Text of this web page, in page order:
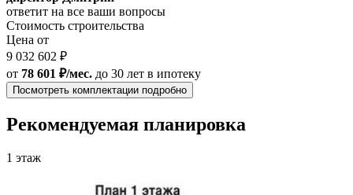
ответит на все ваши вопросы
Стоимость строительства
Цена от
9 032 602 ₽
от 78 601 ₽/мес. до 30 лет в ипотеку
Посмотреть комплектации подробно
Рекомендуемая планировка
1 этаж